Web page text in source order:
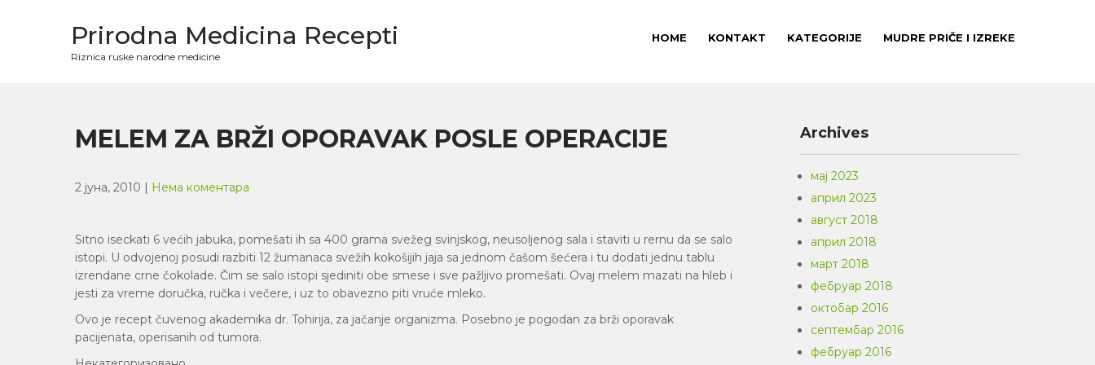
Prirodna Medicina Recepti
Riznica ruske narodne medicine
HOME KONTAKT KATEGORIJE MUDRE PRIČE I IZREKE
MELEM ZA BRŽI OPORAVAK POSLE OPERACIJE
2 јуна, 2010 | Нема коментара
Sitno iseckati 6 većih jabuka, pomešati ih sa 400 grama svežeg svinjskog, neusoljenog sala i staviti u rernu da se salo
istopi. U odvojenoj posudi razbiti 12 žumanaca svežih kokošijih jaja sa jednom čašom šećera i tu dodati jednu tablu
izrendane crne čokolade. Čim se salo istopi sjediniti obe smese i sve pažljivo promešati. Ovaj melem mazati na hleb i
jesti za vreme doručka, ručka i večere, i uz to obavezno piti vruće mleko.
Ovo je recept čuvenog akademika dr. Tohirija, za jačanje organizma. Posebno je pogodan za brži oporavak
pacijenata, operisanih od tumora.
Archives
мај 2023
април 2023
август 2018
април 2018
март 2018
фебруар 2018
октобар 2016
септембар 2016
фебруар 2016